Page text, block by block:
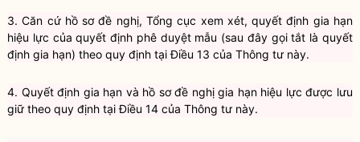
3.Căn cứ hồ sơ đề nghị, Tổng cục xem xét, quyết định gia hạn
hiệu lực của quyết định phê duyệt mẫu (sau đây gọi tắt là quyết
định gia hạn) theo quy định tại Điều 13 của Thông tư này.
4. Quyết định gia hạn và hồ sơ đề nghị gia hạn hiệu lực được lưu
giữ theo quy định tại Điều 14 của Thông tư này.